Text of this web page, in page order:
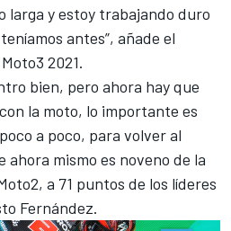
larga y estoy trabajando duro
antes”, añade el
2021.
bien, pero ahora hay que
la moto, lo importante es
a poco, para volver al
ahora mismo es noveno de la
a 71 puntos de los líderes
Fernández.